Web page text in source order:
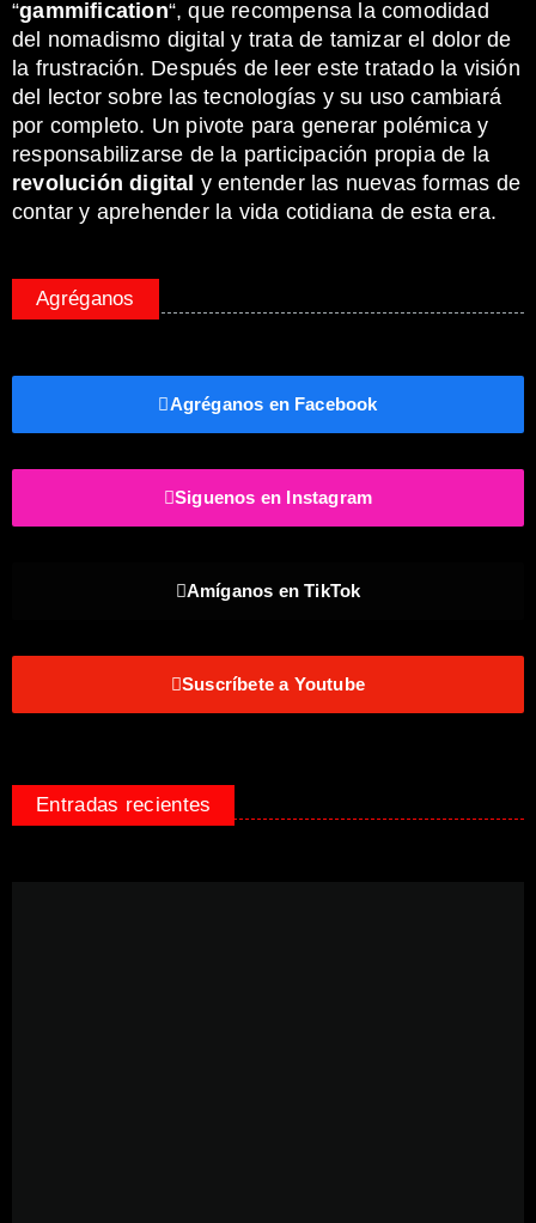
“gammification“, que recompensa la comodidad
del nomadismo digital y trata de tamizar el dolor de
la frustración. Después de leer este tratado la visión
del lector sobre las tecnologías y su uso cambiará
por completo. Un pivote para generar polémica y
responsabilizarse de la participación propia de la
revolución digital y entender las nuevas formas de
contar y aprehender la vida cotidiana de esta era.
Agréganos
Agréganos en Facebook
Siguenos en Instagram
Amíganos en TikTok
Suscríbete a Youtube
Entradas recientes